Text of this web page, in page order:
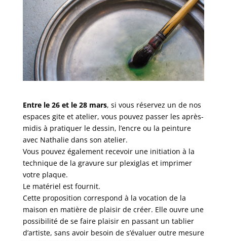
Entre le 26 et le 28 mars, si vous réservez un de nos
espaces gite et atelier, vous pouvez passer les après-
midis à pratiquer le dessin, l’encre ou la peinture
avec Nathalie dans son atelier.
Vous pouvez également recevoir une initiation à la
technique de la gravure sur plexiglas et imprimer
votre plaque.
Le matériel est fournit.
Cette proposition correspond à la vocation de la
maison en matière de plaisir de créer. Elle ouvre une
possibilité de se faire plaisir en passant un tablier
d’artiste, sans avoir besoin de s’évaluer outre mesure